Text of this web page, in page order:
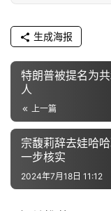
生成海报
特朗普被提名为
人
上一篇
宗馥莉辞去娃哈
一步核实
2024年7月18日 11:12